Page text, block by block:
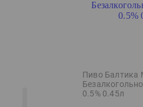
Пиво Балтика
0.5% 0.45л